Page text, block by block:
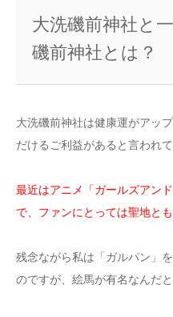
大洗磯前神社と
磯前神社とは？
大洗磯前神社は健康運がアッ
だけるご利益があると言われて
最近はアニメ「ガールズアン
で、ファンにとっては聖地と
残念ながら私は「ガルパン」
のですが、絵馬が有名なんだと